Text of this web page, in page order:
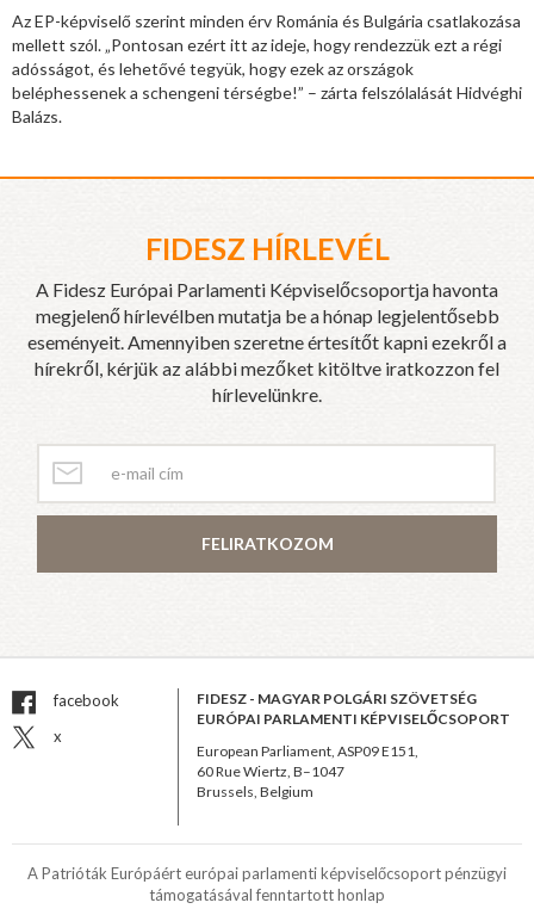
Az EP-képviselő szerint minden érv Románia és Bulgária csatlakozása
mellett szól. „Pontosan ezért itt az ideje, hogy rendezzük ezt a régi
adósságot, és lehetővé tegyük, hogy ezek az országok
beléphessenek a schengeni térségbe!” – zárta felszólalását Hidvéghi
Balázs.
FIDESZ HÍRLEVÉL
A Fidesz Európai Parlamenti Képviselőcsoportja havonta
megjelenő hírlevélben mutatja be a hónap legjelentősebb
eseményeit. Amennyiben szeretne értesítőt kapni ezekről a
hírekről, kérjük az alábbi mezőket kitöltve iratkozzon fel
hírlevelünkre.
FELIRATKOZOM
facebook
x
FIDESZ - MAGYAR POLGÁRI SZÖVETSÉG
EURÓPAI PARLAMENTI KÉPVISELŐCSOPORT
European Parliament, ASP09 E151,
60 Rue Wiertz, B–1047
Brussels, Belgium
A Patrióták Európáért európai parlamenti képviselőcsoport pénzügyi
támogatásával fenntartott honlap